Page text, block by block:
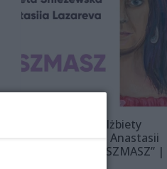
Wystawa Elżbiety
Śnieżewskiej i Anastasii
Lazarevej „MISZMASZ” |